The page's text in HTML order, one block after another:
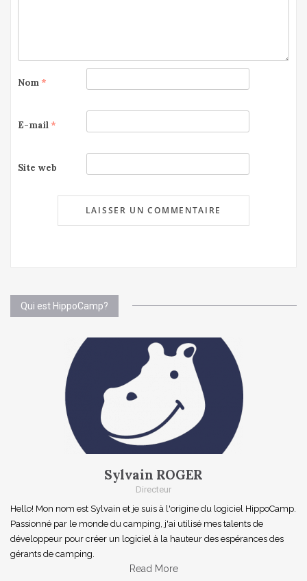
Nom *
E-mail *
Site web
Qui est HippoCamp?
Sylvain ROGER
Directeur
Hello! Mon nom est Sylvain et je suis à l'origine du logiciel HippoCamp.
Passionné par le monde du camping, j'ai utilisé mes talents de
développeur pour créer un logiciel à la hauteur des espérances des
gérants de camping.
Read More